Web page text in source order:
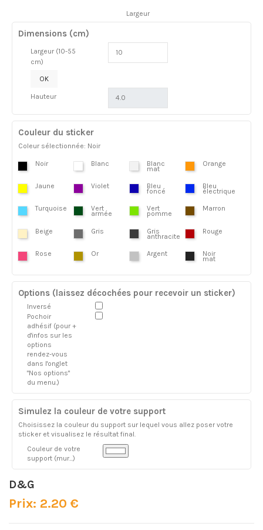
Largeur
Dimensions (cm)
Largeur (10-55
cm)
OK
Hauteur
Couleur du sticker
Coleur sélectionnée: Noir
Noir Blanc Blanc
mat
Orange
Jaune Violet Bleu
foncé
Bleu
électrique
Turquoise Vert
armée
Vert
pomme
Marron
Beige Gris Gris
anthracite
Rouge
Rose Or Argent Noir
mat
Options (laissez décochées pour recevoir un sticker)
Inversé
Pochoir
adhésif (pour +
d'infos sur les
options
rendez-vous
dans l'onglet
"Nos options"
du menu.)
Simulez la couleur de votre support
Choisissez la couleur du support sur lequel vous allez poser votre
sticker et visualisez le résultat final.
Couleur de votre
support (mur...)
D&G
Prix: 2.20 €